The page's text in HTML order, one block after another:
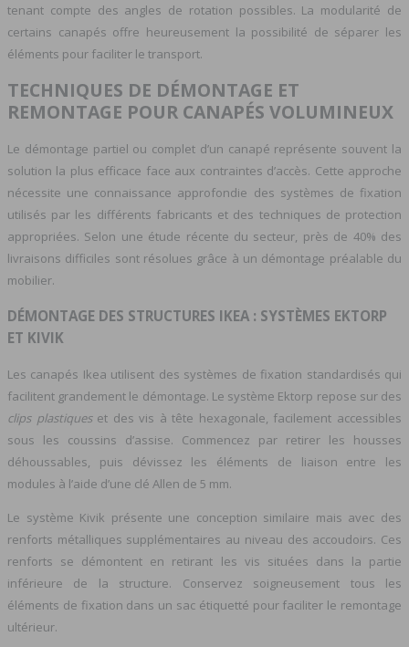
tenant compte des angles de rotation possibles. La modularité de
certains canapés offre heureusement la possibilité de séparer les
éléments pour faciliter le transport.
TECHNIQUES DE DÉMONTAGE ET
REMONTAGE POUR CANAPÉS VOLUMINEUX
Le démontage partiel ou complet d’un canapé représente souvent la
solution la plus efficace face aux contraintes d’accès. Cette approche
nécessite une connaissance approfondie des systèmes de fixation
utilisés par les différents fabricants et des techniques de protection
appropriées. Selon une étude récente du secteur, près de 40% des
livraisons difficiles sont résolues grâce à un démontage préalable du
mobilier.
DÉMONTAGE DES STRUCTURES IKEA : SYSTÈMES EKTORP
ET KIVIK
Les canapés Ikea utilisent des systèmes de fixation standardisés qui
facilitent grandement le démontage. Le système Ektorp repose sur des
clips plastiques et des vis à tête hexagonale, facilement accessibles
sous les coussins d’assise. Commencez par retirer les housses
déhoussables, puis dévissez les éléments de liaison entre les
modules à l’aide d’une clé Allen de 5 mm.
Le système Kivik présente une conception similaire mais avec des
renforts métalliques supplémentaires au niveau des accoudoirs. Ces
renforts se démontent en retirant les vis situées dans la partie
inférieure de la structure. Conservez soigneusement tous les
éléments de fixation dans un sac étiquetté pour faciliter le remontage
ultérieur.